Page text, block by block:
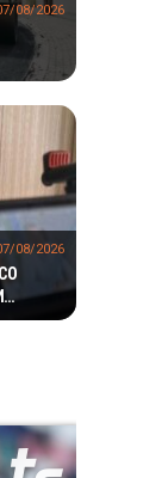
08/2026
08/2026